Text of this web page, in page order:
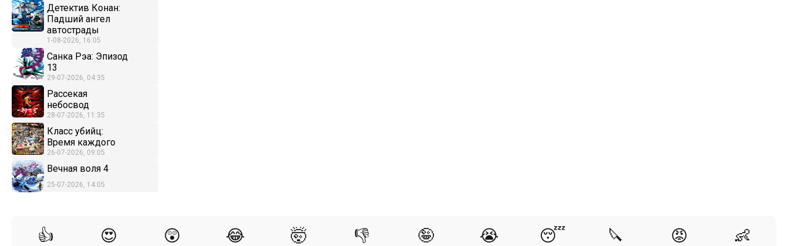
Детектив Конан:
Падший ангел
автострады
1-08-2026, 16:05
Санка Рэа: Эпизод
13
29-07-2026, 04:35
Рассекая
небосвод
28-07-2026, 11:35
Класс убийц:
Время каждого
26-07-2026, 09:05
Вечная воля 4
25-07-2026, 14:05
👍 😍 😲 😂 🤯 👎 🤪 😭 😴 🔪 😡 👶